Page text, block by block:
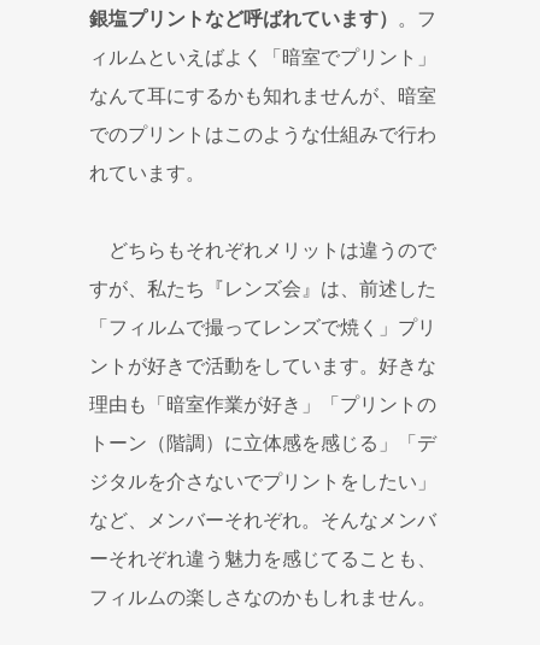
銀塩プリントなど呼ばれています） 。フ
ィルムといえばよく「暗室でプリント」
なんて耳にするかも知れませんが、暗室
でのプリントはこのような仕組みで行わ
れています。
どちらもそれぞれメリットは違うので
すが、私たち『レンズ会』は、前述した
「フィルムで撮ってレンズで焼く」プリ
ントが好きで活動をしています。好きな
理由も「暗室作業が好き」「プリントの
トーン（階調）に立体感を感じる」「デ
ジタルを介さないでプリントをしたい」
など、メンバーそれぞれ。そんなメンバ
ーそれぞれ違う魅力を感じてることも、
フィルムの楽しさなのかもしれません。